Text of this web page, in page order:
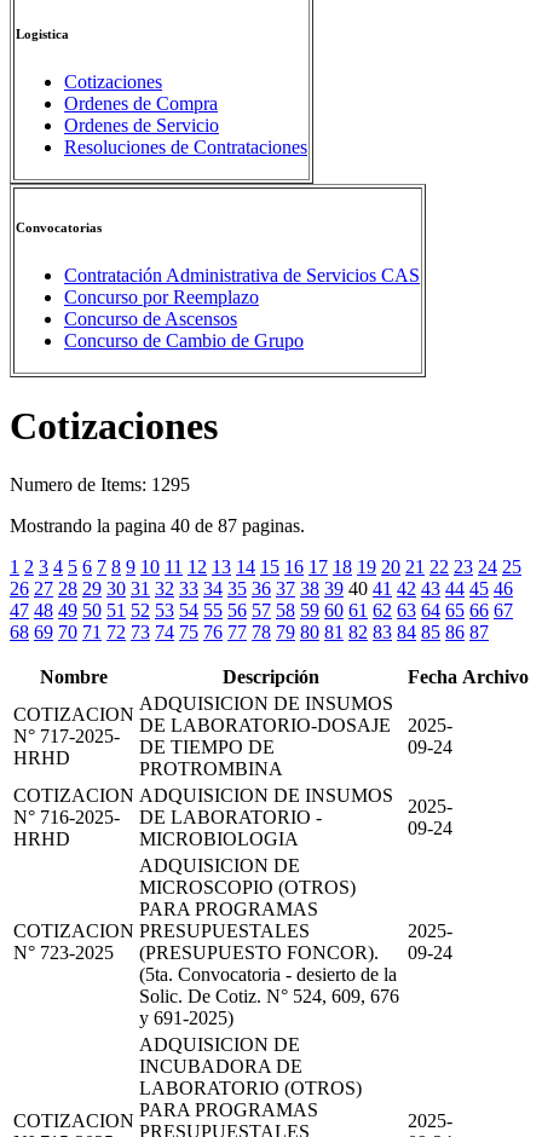
Logistica
Cotizaciones
Ordenes de Compra
Ordenes de Servicio
Resoluciones de Contrataciones
Convocatorias
Contratación Administrativa de Servicios CAS
Concurso por Reemplazo
Concurso de Ascensos
Concurso de Cambio de Grupo
Cotizaciones
Numero de Items: 1295
Mostrando la pagina 40 de 87 paginas.
1 2 3 4 5 6 7 8 9 10 11 12 13 14 15 16 17 18 19 20 21 22 23 24 25
26 27 28 29 30 31 32 33 34 35 36 37 38 39 40 41 42 43 44 45 46
47 48 49 50 51 52 53 54 55 56 57 58 59 60 61 62 63 64 65 66 67
68 69 70 71 72 73 74 75 76 77 78 79 80 81 82 83 84 85 86 87
Nombre Descripción Fecha Archivo
COTIZACION
N° 717-2025-
HRHD
ADQUISICION DE INSUMOS
DE LABORATORIO-DOSAJE
DE TIEMPO DE
PROTROMBINA
2025-
09-24
COTIZACION
N° 716-2025-
HRHD
ADQUISICION DE INSUMOS
DE LABORATORIO -
MICROBIOLOGIA
2025-
09-24
COTIZACION
N° 723-2025
ADQUISICION DE
MICROSCOPIO (OTROS)
PARA PROGRAMAS
PRESUPUESTALES
(PRESUPUESTO FONCOR).
(5ta. Convocatoria - desierto de la
Solic. De Cotiz. N° 524, 609, 676
y 691-2025)
2025-
09-24
COTIZACION
ADQUISICION DE
INCUBADORA DE
LABORATORIO (OTROS)
PARA PROGRAMAS
PRESUPUESTALES
2025-